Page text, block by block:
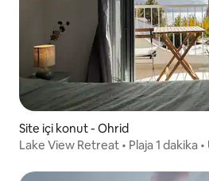
Site içi konut - Ohrid
Lake View Retreat • Plaja 1 dakika